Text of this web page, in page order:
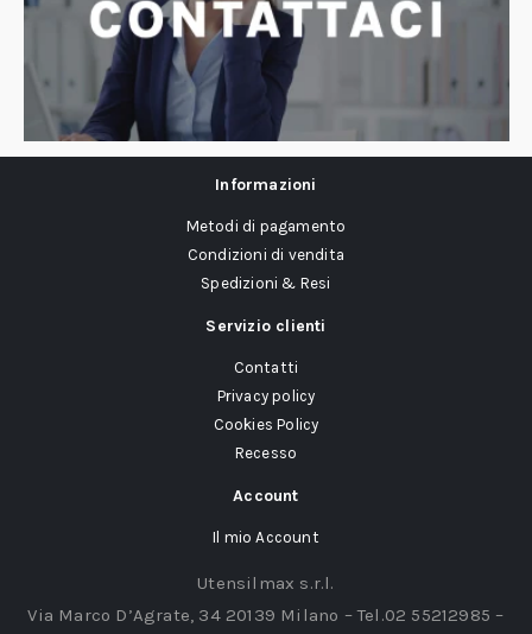
Informazioni
Metodi di pagamento
Condizioni di vendita
Spedizioni & Resi
Servizio clienti
Contatti
Privacy policy
Cookies Policy
Recesso
Account
Il mio Account
Utensilmax s.r.l.
Via Marco D’Agrate, 34 20139 Milano – Tel.02 55212985 –